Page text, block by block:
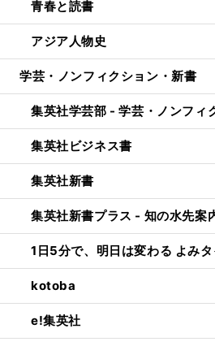
青春と読書
アジア人物史
学芸・ノンフィクション・新書
集英社学芸部 - 学芸・ノンフィ
集英社ビジネス書
集英社新書
集英社新書プラス - 知の水先案
1日5分で、明日は変わる よみ
kotoba
e!集英社